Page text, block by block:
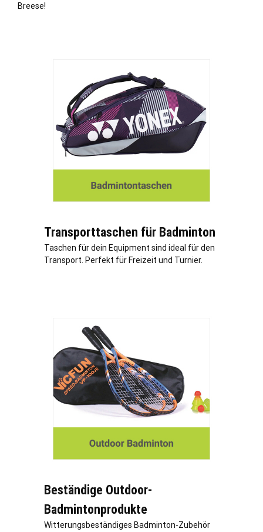
Breese!
Transporttaschen für Badminton
Taschen für dein Equipment sind ideal für den
Transport. Perfekt für Freizeit und Turnier.
Beständige Outdoor-
Badmintonprodukte
Witterungsbeständiges Badminton-Zubehör